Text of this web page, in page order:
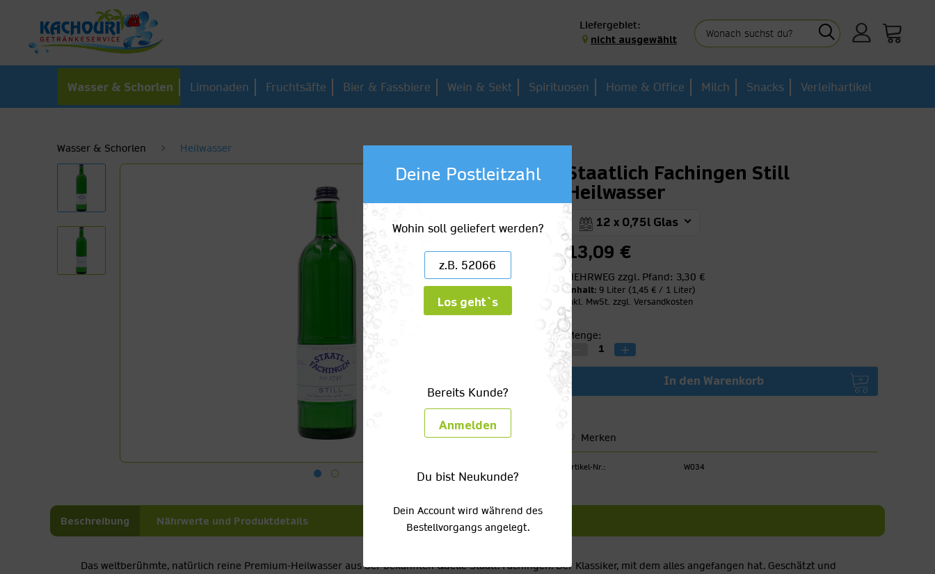
Liefergebiet:
nicht ausgewählt
Wasser & Schorlen Limonaden Fruchtsäfte Bier & Fassbiere Wein & Sekt Spirituosen Home & Office Milch Snacks Verleihartikel
Wasser & Schorlen Heilwasser
Staatlich Fachingen Still
Heilwasser
12 x 0,75l Glas
13,09 €
MEHRWEG zzgl. Pfand: 3,30 €
Inhalt: 9 Liter (1,45 € / 1 Liter)
inkl. MwSt. zzgl. Versandkosten
Menge:
In den Warenkorb
Merken
Artikel-Nr.: W034
Beschreibung Nährwerte und Produktdetails
Das weltberühmte, natürlich reine Premium-Heilwasser aus der bekannten Quelle Staatl. Fachingen. Der Klassiker, mit dem alles angefangen hat. Geschätzt und
Deine Postleitzahl
Wohin soll geliefert werden?
Los geht`s
Bereits Kunde?
Anmelden
Du bist Neukunde?
Dein Account wird während des
Bestellvorgangs angelegt.